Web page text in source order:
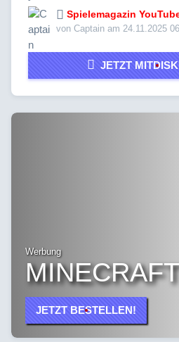
Spielemagazin
von Captain am 24.11.2025
JETZT
Werbung
MINECRAFT
JETZT BESTELLEN!